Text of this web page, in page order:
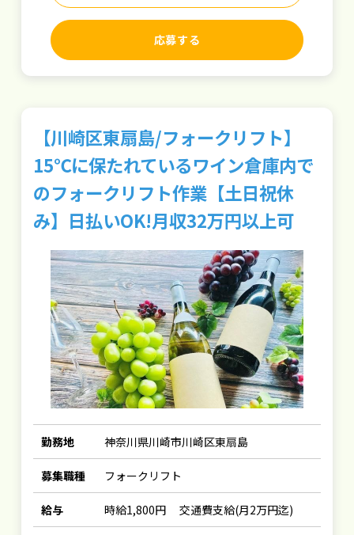
応募する
【川崎区東扇島/フォークリフト】
15℃に保たれているワイン倉庫内で
のフォークリフト作業【土日祝休
み】日払いOK!月収32万円以上可
勤務地 神奈川県川崎市川崎区東扇島
募集職種 フォークリフト
給与 時給1,800円 交通費支給(月2万円迄)